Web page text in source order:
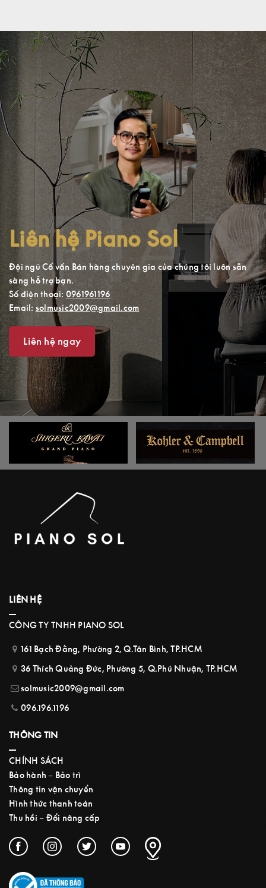
Liên hệ Piano Sol
Đội ngũ Cố vấn Bán hàng chuyên gia của chúng tôi luôn sẵn
sàng hỗ trợ bạn.
Số điện thoại: 0961961196
Email: solmusic2009@gmail.com
Liên hệ ngay
LIÊN HỆ
CÔNG TY TNHH PIANO SOL
161 Bạch Đằng, Phường 2, Q.Tân Bình, TP.HCM
36 Thích Quảng Đức, Phường 5, Q.Phú Nhuận, TP.HCM
solmusic2009@gmail.com
096.196.1196
THÔNG TIN
CHÍNH SÁCH
Bảo hành – Bảo trì
Thông tin vận chuyển
Hình thức thanh toán
Thu hồi – Đổi nâng cấp